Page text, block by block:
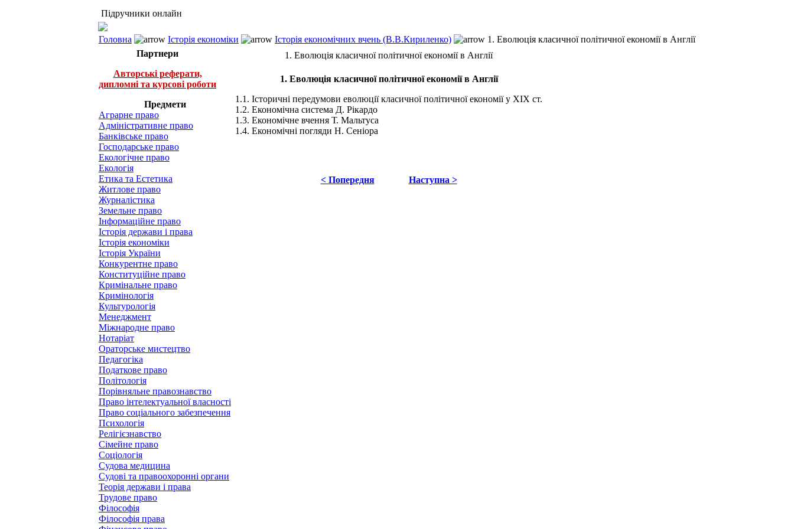
Підручники онлайн
Головна Історія економіки Історія економічних вчень (В.В.Кириленко)
1. Еволюція класичної політичної економії в Англії
Партнери
Авторські реферати,
дипломні та курсові роботи
Предмети
Аграрне право
Адміністративне право
Банківське право
Господарське право
Екологічне право
Екологія
Етика та Естетика
Житлове право
Журналістика
Земельне право
Інформаційне право
Історія держави і права
Історія економіки
Історія України
Конкурентне право
Конституційне право
Кримінальне право
Кримінологія
Культурологія
Менеджмент
Міжнародне право
Нотаріат
Ораторське мистецтво
Педагогіка
Податкове право
Політологія
Порівняльне правознавство
Право інтелектуальної власності
Право соціального забезпечення
Психологія
Релігієзнавство
Сімейне право
Соціологія
Судова медицина
Судові та правоохоронні органи
Теорія держави і права
Трудове право
Філософія
Філософія права
1. Еволюція класичної політичної економії в Англії
1. Еволюція класичної політичної економії в Англії
1.1. Історичні передумови еволюції класичної політичної економії у ХІХ ст.
1.2. Економічна система Д. Рікардо
1.3. Економічне вчення Т. Мальтуса
1.4. Економічні погляди Н. Сеніора
< Попередня Наступна >